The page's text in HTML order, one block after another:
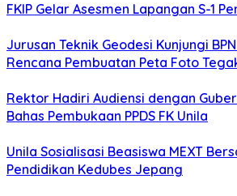
FKIP Gelar Asesmen Lapangan S-1
Jurusan Teknik Geodesi Kunjungi
Rencana Pembuatan Peta Foto
Rektor Hadiri Audiensi dengan
Bahas Pembukaan PPDS FK Unila
Unila Sosialisasi Beasiswa MEXT
Pendidikan Kedubes Jepang